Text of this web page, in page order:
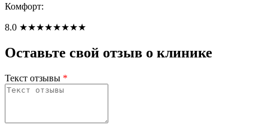
Комфорт:
8.0 ★★★★★★★★
Оставьте свой отзыв о клинике
Текст отзывы *